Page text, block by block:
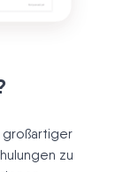
großartiger
zu